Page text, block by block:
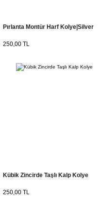
Pırlanta Montür Harf Kolye|Silver
250,00 TL
Kübik Zincirde Taşlı Kalp Kolye
250,00 TL